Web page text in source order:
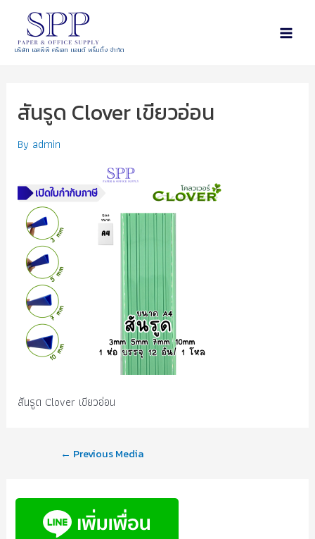
บริษัท เอสพีพี ครีเอท แอนด์ พริ้นติ้ง จำกัด
สันรูด Clover เขียวอ่อน
By admin
สันรูด Clover เขียวอ่อน
← Previous Media